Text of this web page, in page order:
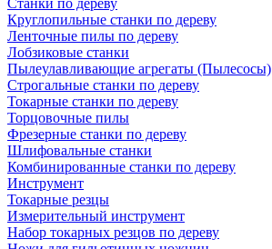
Станки по дереву
Круглопильные станки по дереву
Ленточные пилы по дереву
Лобзиковые станки
Пылеулавливающие агрегаты (Пылесосы)
Строгальные станки по дереву
Токарные станки по дереву
Торцовочные пилы
Фрезерные станки по дереву
Шлифовальные станки
Комбинированные станки по дереву
Инструмент
Токарные резцы
Измерительный инструмент
Набор токарных резцов по дереву